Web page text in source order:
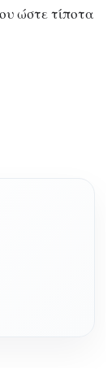
ώστε τίποτα